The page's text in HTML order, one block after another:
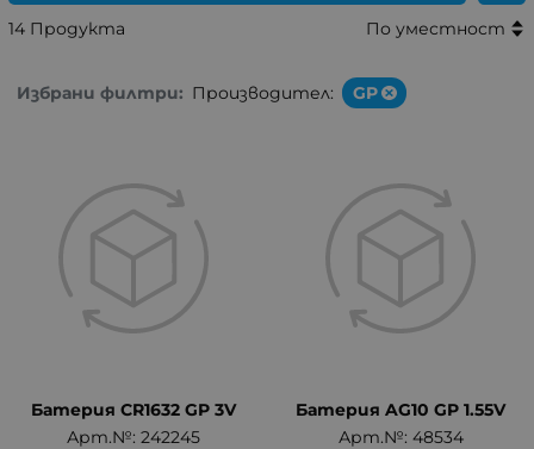
14 Продукта По уместност
Избрани филтри: Производител: GP
Батерия CR1632 GP 3V
Арт.№: 242245
Батерия AG10 GP 1.55V
Арт.№: 48534